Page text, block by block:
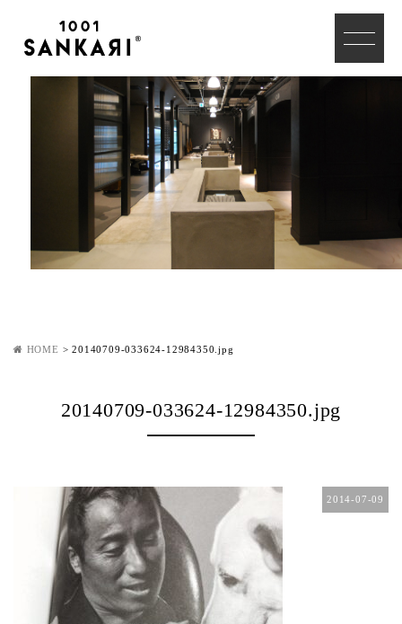
HOME >20140709-033624-12984350.jpg
20140709-033624-12984350.jpg
2014-07-09